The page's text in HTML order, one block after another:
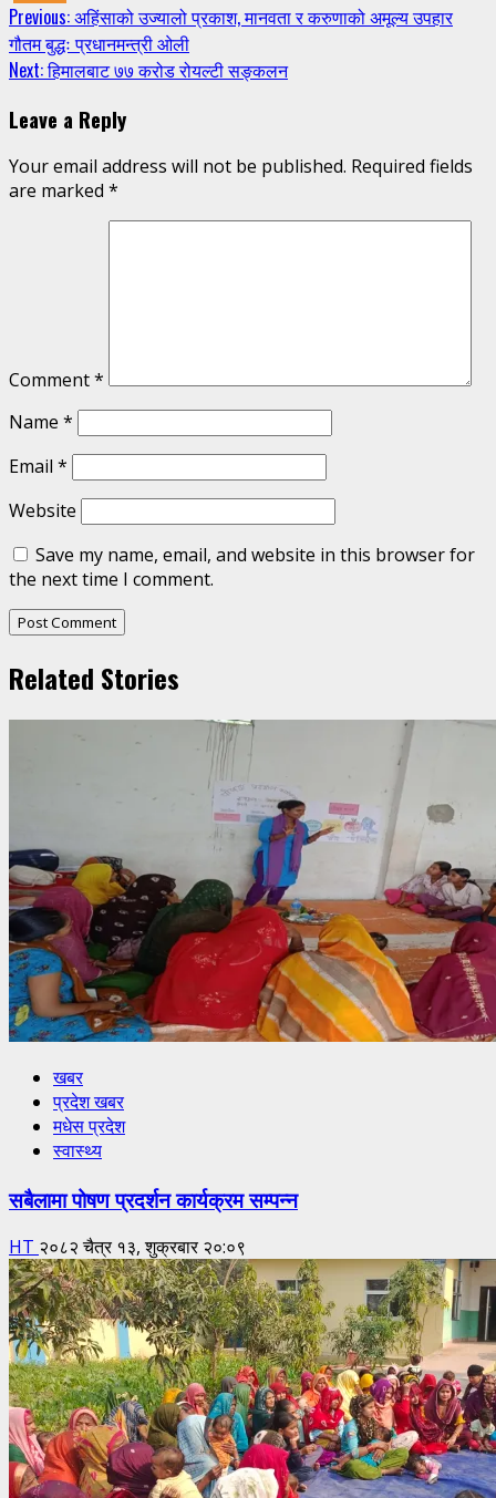
Continue
Reading
Previous:अहिंसाको उज्यालो प्रकाश, मानवता र करुणाको अमूल्य उपहार
गौतम बुद्धः प्रधानमन्त्री ओली
Next:हिमालबाट ७७ करोड रोयल्टी सङ्कलन
Leave a Reply
Your email address will not be published. Required fields
are marked *
Comment*
Name *
Email *
Website
Save my name, email, and website in this browser for
the next time I comment.
Related Stories
खबर
प्रदेश खबर
मधेस प्रदेश
स्वास्थ्य
सबैलामा पोषण प्रदर्शन कार्यक्रम सम्पन्न
HT २०८२ चैत्र १३, शुक्रबार २०:०९